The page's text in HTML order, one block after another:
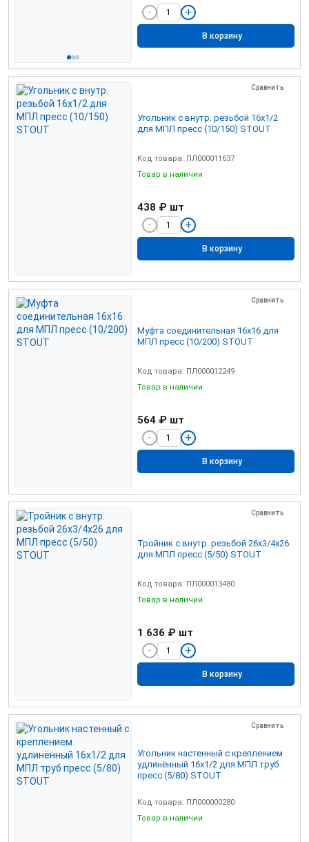
В корзину
Сравнить
Угольник с внутр. резьбой 16х1/2
для МПЛ пресс (10/150) STOUT
Код товара: ПЛ000011637
Товар в наличии
438 ₽ шт
В корзину
Сравнить
Муфта соединительная 16х16 для
МПЛ пресс (10/200) STOUT
Код товара: ПЛ000012249
Товар в наличии
564 ₽ шт
В корзину
Сравнить
Тройник с внутр. резьбой 26х3/4х26
для МПЛ пресс (5/50) STOUT
Код товара: ПЛ000013480
Товар в наличии
1 636 ₽ шт
В корзину
Сравнить
Угольник настенный с креплением
удлинённый 16х1/2 для МПЛ труб
пресс (5/80) STOUT
Код товара: ПЛ000000280
Товар в наличии